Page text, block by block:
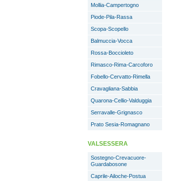
Mollia-Campertogno
Piode-Pila-Rassa
Scopa-Scopello
Balmuccia-Vocca
Rossa-Boccioleto
Rimasco-Rima-Carcoforo
Fobello-Cervatto-Rimella
Cravagliana-Sabbia
Quarona-Cellio-Valduggia
Serravalle-Grignasco
Prato Sesia-Romagnano
VALSESSERA
Sostegno-Crevacuore-
Guardabosone
Caprile-Ailoche-Postua